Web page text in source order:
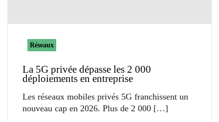
Réseaux
La 5G privée dépasse les 2 000
déploiements en entreprise
Les réseaux mobiles privés 5G franchissent un
nouveau cap en 2026. Plus de 2 000